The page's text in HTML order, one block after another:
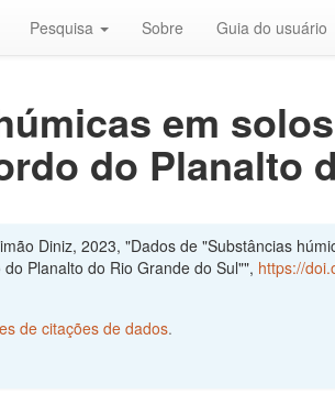
Pesquisa Sobre Guia do usuário
em
do Planalto
Diniz, 2023, "Dados de "Substâncias
Planalto do Rio Grande do Sul"", https://
de citações de dados.